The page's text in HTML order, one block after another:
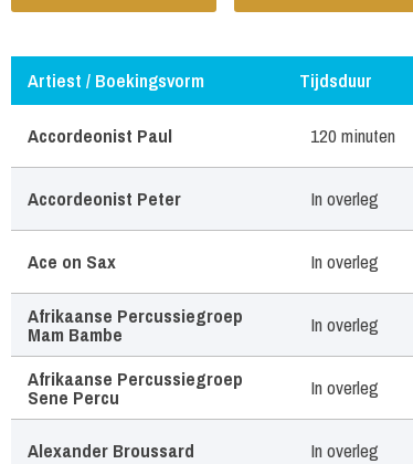
Artiest / Boekingsvorm Tijdsduur
Accordeonist Paul 120 minuten
Accordeonist Peter In overleg
Ace on Sax In overleg
Afrikaanse Percussiegroep
Mam Bambe In overleg
Afrikaanse Percussiegroep
Sene Percu In overleg
Alexander Broussard In overleg